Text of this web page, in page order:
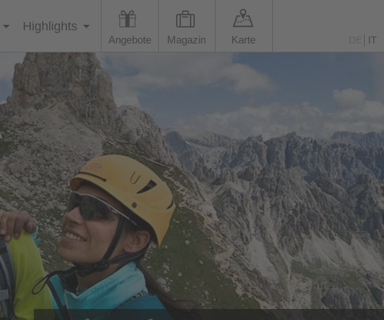
Highlights
Angebote Magazin Karte IT